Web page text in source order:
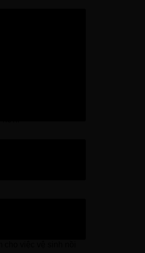
Bạn yên tâm rằng
sẽ tạo ra nhiều
nhiều lần so với
chính gây ra các
là những chương
cá nhân của mình
Lòng nồi có cấu